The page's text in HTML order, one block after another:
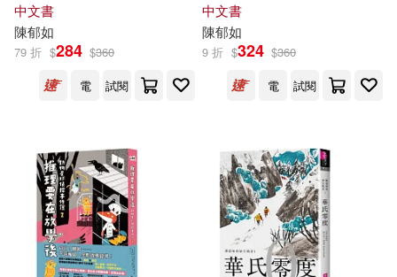
羅玲郁(1) 艾蜜莉．詹金斯(1)
蔡涵茵(1)
蔡睿璁(1)
中文書
陳郁如
79 折 $284 $360
電
試閱
中文書
陳郁如
9 折 $324 $360
電
試閱